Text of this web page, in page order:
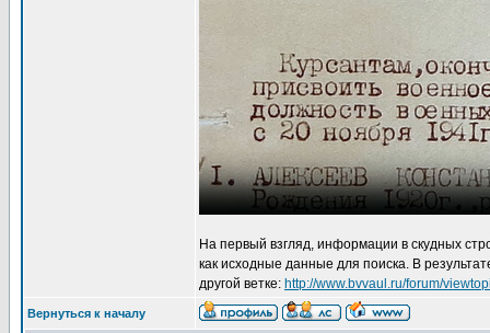
На первый взгляд, информации в скудных
как исходные данные для поиска. В
другой ветке: http://www.bvvaul.ru/forum/
Вернуться к началу